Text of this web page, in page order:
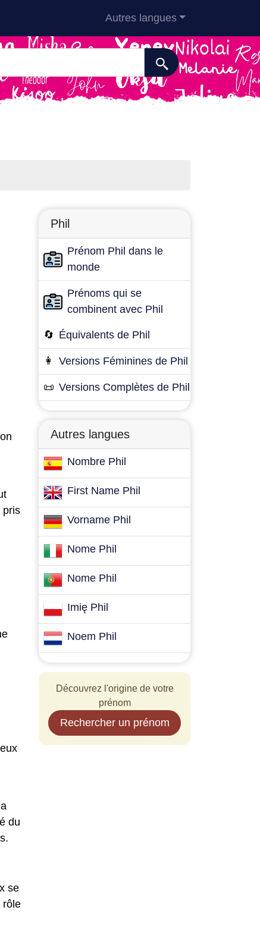
Autres langues
pris
du
se
rôle
Phil
Prénom Phil dans le
monde
Prénoms qui se
combinent avec Phil
🔄 Équivalents de Phil
👩 Versions Féminines de Phil
📜 Versions Complètes de Phil
Autres langues
Nombre Phil
First Name Phil
Vorname Phil
Nome Phil
Nome Phil
Imię Phil
Noem Phil
Découvrez l'origine de votre
prénom
Rechercher un prénom